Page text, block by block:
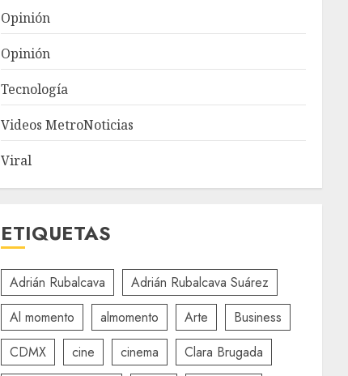
Opinión
Opinión
Tecnología
Videos MetroNoticias
Viral
ETIQUETAS
Adrián Rubalcava
Adrián Rubalcava Suárez
Al momento
almomento Arte
Business
CDMX
cine cinema
Clara Brugada